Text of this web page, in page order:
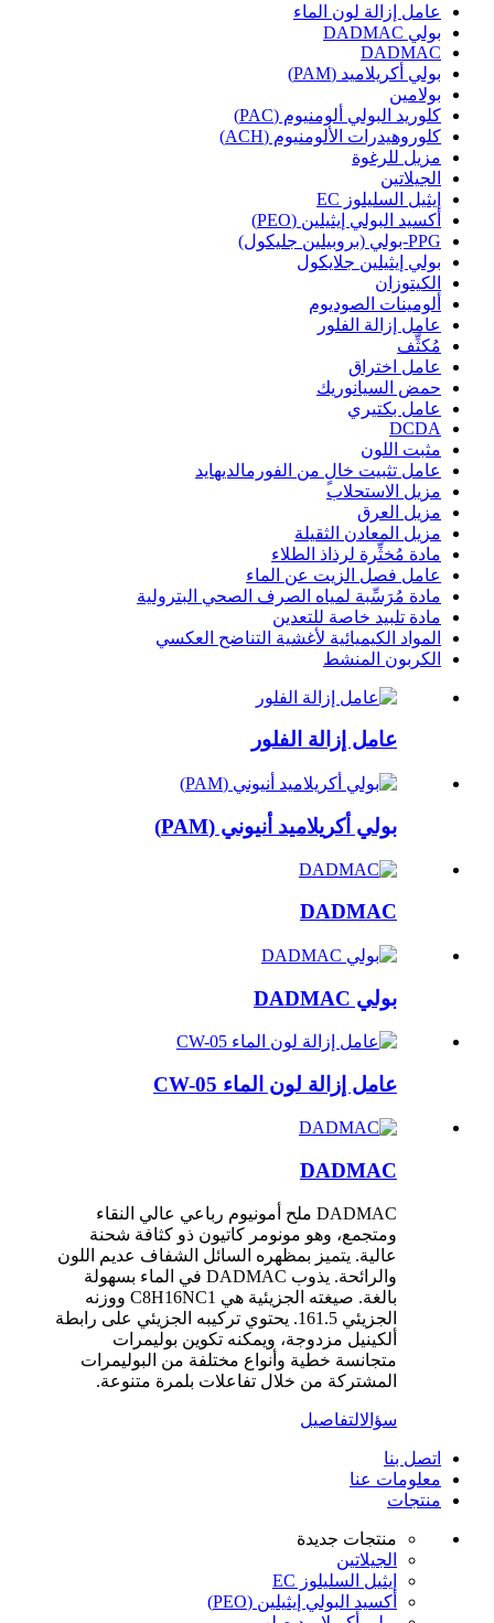
عامل إزالة لون الماء
بولي DADMAC
DADMAC
بولي أكريلاميد (PAM)
بولامين
كلوريد البولي ألومنيوم (PAC)
كلوروهيدرات الألومنيوم (ACH)
مزيل للرغوة
الجيلاتين
إيثيل السليلوز EC
أكسيد البولي إيثيلين (PEO)
PPG-بولي (بروبيلين جليكول)
بولي إيثيلين جلايكول
الكيتوزان
ألومينات الصوديوم
عامل إزالة الفلور
مُكثِّف
عامل اختراق
حمض السيانوريك
عامل بكتيري
DCDA
مثبت اللون
عامل تثبيت خالٍ من الفورمالديهايد
مزيل الاستحلاب
مزيل العرق
مزيل المعادن الثقيلة
مادة مُخثِّرة لرذاذ الطلاء
عامل فصل الزيت عن الماء
مادة مُرَسِّبة لمياه الصرف الصحي البترولية
مادة تلبيد خاصة للتعدين
المواد الكيميائية لأغشية التناضح العكسي
الكربون المنشط
عامل إزالة الفلور
بولي أكريلاميد أنيوني (PAM)
DADMAC
بولي DADMAC
عامل إزالة لون الماء CW-05
DADMAC
DADMAC ملح أمونيوم رباعي عالي النقاء
ومتجمع، وهو مونومر كاتيون ذو كثافة شحنة
عالية. يتميز بمظهره السائل الشفاف عديم اللون
والرائحة. يذوب DADMAC في الماء بسهولة
بالغة. صيغته الجزيئية هي C8H16NC1 ووزنه
الجزيئي 161.5. يحتوي تركيبه الجزيئي على رابطة
ألكينيل مزدوجة، ويمكنه تكوين بوليمرات
متجانسة خطية وأنواع مختلفة من البوليمرات
المشتركة من خلال تفاعلات بلمرة متنوعة.
سؤالالتفاصيل
اتصل بنا
معلومات عنا
منتجات
منتجات جديدة
الجيلاتين
إيثيل السليلوز EC
أكسيد البولي إيثيلين (PEO)